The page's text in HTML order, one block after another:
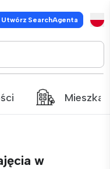
Utwórz SearchAgenta
w